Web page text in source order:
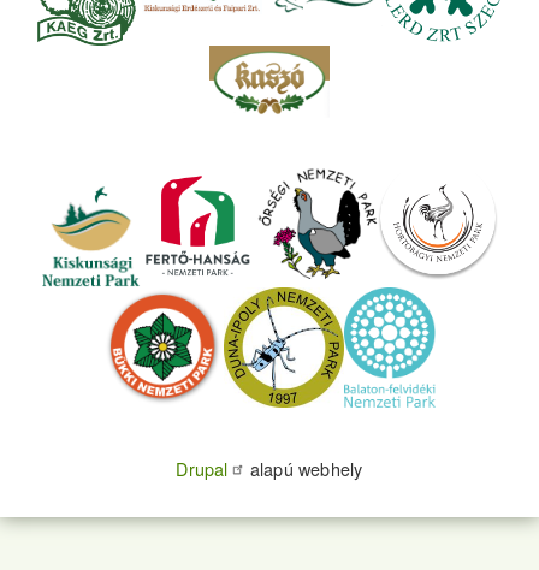
Drupal alapú webhely